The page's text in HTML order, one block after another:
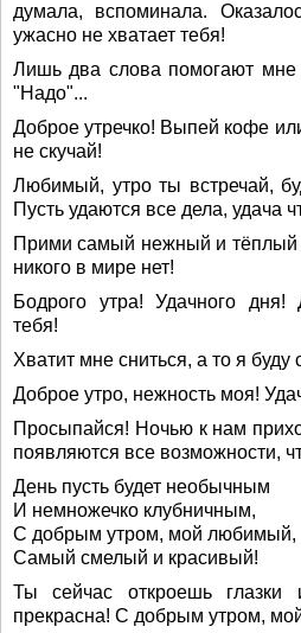
думала, вспоминала.
ужасно не хватает тебя!
Лишь два слова помогают мне
"Надо"...
Доброе утречко! Выпей кофе
не скучай!
Любимый, утро ты встречай,
Пусть удаются все дела, удача
Прими самый нежный и тёплый
никого в мире нет!
Бодрого утра! Удачного
тебя!
Хватит мне сниться, а то я буду
Доброе утро, нежность моя!
Просыпайся! Ночью к нам
появляются все возможности,
День пусть будет необычным
И немножечко клубничным,
С добрым утром, мой любимый,
Самый смелый и красивый!
Ты сейчас откроешь
прекрасна! С добрым утром,